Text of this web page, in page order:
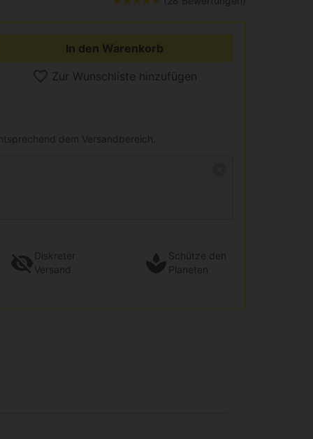
In den Warenkorb
Zur Wunschliste hinzufügen
dem Versandbereich.
Diskreter
Versand
Schütze den
Planeten